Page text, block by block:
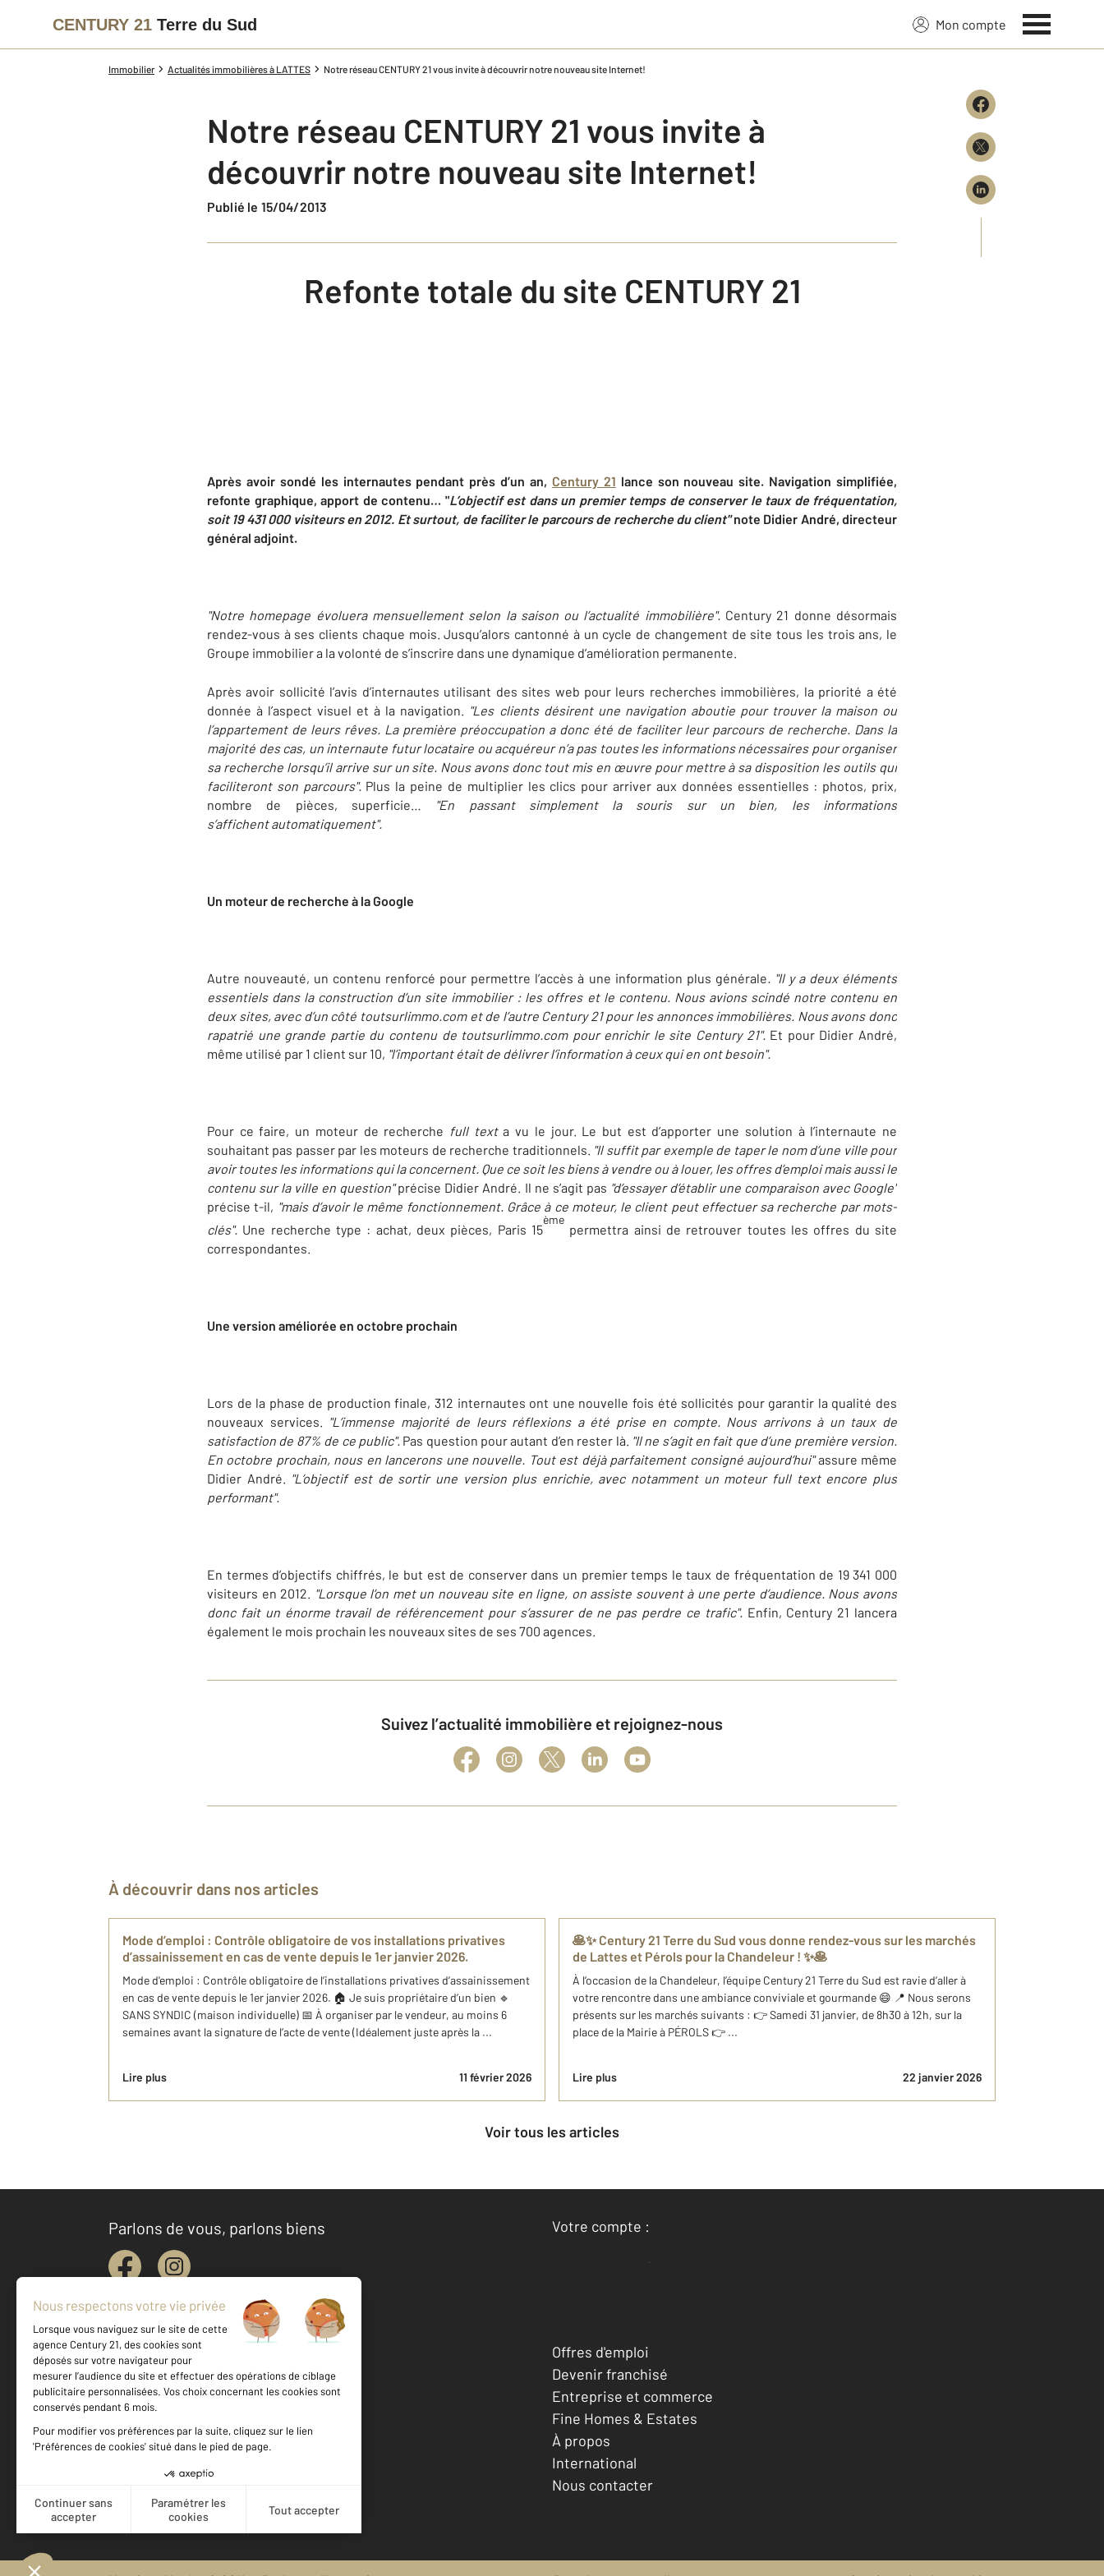
CENTURY 21 Terre du Sud Mon compte
Immobilier Actualités immobilières à LATTES Notre réseau CENTURY 21 vous invite à découvrir notre nouveau site Internet!
Notre réseau CENTURY 21 vous invite à
découvrir notre nouveau site Internet!
Publié le 15/04/2013
Refonte totale du site CENTURY 21
Après avoir sondé les internautes pendant près d’un an, Century 21 lance son nouveau site. Navigation simplifiée,
refonte graphique, apport de contenu… "L’objectif est dans un premier temps de conserver le taux de fréquentation,
soit 19 431 000 visiteurs en 2012. Et surtout, de faciliter le parcours de recherche du client"note Didier André, directeur
général adjoint.
"Notre homepage évoluera mensuellement selon la saison ou l’actualité immobilière".Century 21 donne désormais
rendez-vous à ses clients chaque mois. Jusqu’alors cantonné à un cycle de changement de site tous les trois ans, le
Groupe immobilier a la volonté de s’inscrire dans une dynamique d’amélioration permanente.
Après avoir sollicité l’avis d’internautes utilisant des sites web pour leurs recherches immobilières, la priorité a été
donnée à l’aspect visuel et à la navigation. "Les clients désirent une navigation aboutie pour trouver la maison ou
l’appartement de leurs rêves. La première préoccupation a donc été de faciliter leur parcours de recherche. Dans la
majorité des cas, un internaute futur locataire ou acquéreur n’a pas toutes les informations nécessaires pour organiser
sa recherche lorsqu’il arrive sur un site. Nous avons donc tout mis en œuvre pour mettre à sa disposition les outils qui
faciliteront son parcours".Plus la peine de multiplier les clics pour arriver aux données essentielles : photos, prix,
nombre de pièces, superficie… "En passant simplement la souris sur un bien, les informations
s’affichent automatiquement".
Un moteur de recherche à la Google
Autre nouveauté, un contenu renforcé pour permettre l’accès à une information plus générale. "Il y a deux éléments
essentiels dans la construction d’un site immobilier : les offres et le contenu. Nous avions scindé notre contenu en
deux sites, avec d’un côté toutsurlimmo.com et de l’autre Century 21 pour les annonces immobilières. Nous avons donc
rapatrié une grande partie du contenu de toutsurlimmo.com pour enrichir le site Century 21". Et pour Didier André,
même utilisé par 1 client sur 10, "l’important était de délivrer l’information à ceux qui en ont besoin".
Pour ce faire, un moteur de recherche full texta vu le jour. Le but est d’apporter une solution à l’internaute ne
souhaitant pas passer par les moteurs de recherche traditionnels. "Il suffit par exemple de taper le nom d’une ville pour
avoir toutes les informations qui la concernent. Que ce soit les biens à vendre ou à louer, les offres d’emploi mais aussi le
contenu sur la ville en question"précise Didier André. Il ne s’agit pas "d’essayer d’établir une comparaison avec Google"
précise t-il, "mais d’avoir le même fonctionnement. Grâce à ce moteur, le client peut effectuer sa recherche par mots-
clés". Une recherche type : achat, deux pièces, Paris 15
ème
permettra ainsi de retrouver toutes les offres du site
correspondantes.
Une version améliorée en octobre prochain
Lors de la phase de production finale, 312 internautes ont une nouvelle fois été sollicités pour garantir la qualité des
nouveaux services. "L’immense majorité de leurs réflexions a été prise en compte. Nous arrivons à un taux de
satisfaction de 87% de ce public".Pas question pour autant d’en rester là. "Il ne s’agit en fait que d’une première version.
En octobre prochain, nous en lancerons une nouvelle. Tout est déjà parfaitement consigné aujourd’hui"assure même
Didier André. "L’objectif est de sortir une version plus enrichie, avec notamment un moteur full text encore plus
performant".
En termes d’objectifs chiffrés, le but est de conserver dans un premier temps le taux de fréquentation de 19 341 000
visiteurs en 2012. "Lorsque l’on met un nouveau site en ligne, on assiste souvent à une perte d’audience. Nous avons
donc fait un énorme travail de référencement pour s’assurer de ne pas perdre ce trafic".Enfin, Century 21 lancera
également le mois prochain les nouveaux sites de ses 700 agences.
Suivez l’actualité immobilière et rejoignez-nous
À découvrir dans nos articles
Mode d’emploi : Contrôle obligatoire de vos installations privatives
d’assainissement en cas de vente depuis le 1er janvier 2026.
Mode d'emploi : Contrôle obligatoire de l’installations privatives d’assainissement
en cas de vente depuis le 1er janvier 2026. 🏠 Je suis propriétaire d’un bien 🔹
SANS SYNDIC (maison individuelle) 📅 À organiser par le vendeur, au moins 6
semaines avant la signature de l’acte de vente (Idéalement juste après la ...
Lire plus 11 février 2026
🥞✨ Century 21 Terre du Sud vous donne rendez-vous sur les marchés
de Lattes et Pérols pour la Chandeleur ! ✨🥞
À l’occasion de la Chandeleur, l’équipe Century 21 Terre du Sud est ravie d’aller à
votre rencontre dans une ambiance conviviale et gourmande 😄 📍 Nous serons
présents sur les marchés suivants : 👉 Samedi 31 janvier, de 8h30 à 12h, sur la
place de la Mairie à PÉROLS 👉 ...
Lire plus 22 janvier 2026
Voir tous les articles
Parlons de vous, parlons biens
Votre compte :
Accéder à mon compte
Votre agence est notée
Achat
Location
Offres d'emploi
Devenir franchisé
Entreprise et commerce
Fine Homes & Estates
À propos
International
Nous contacter